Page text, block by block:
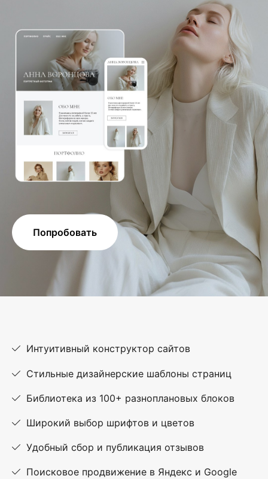
Попробовать
Интуитивный конструктор сайтов
Стильные дизайнерские шаблоны страниц
Библиотека из 100+ разноплановых блоков
Широкий выбор шрифтов и цветов
Удобный сбор и публикация отзывов
Поисковое продвижение в Яндекс и Google